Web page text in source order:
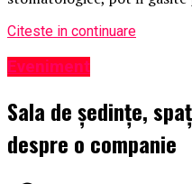
Citeste in continuare
Eveniment
Sala de ședințe,
despre o companie